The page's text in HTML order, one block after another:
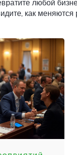
любой
как меняются